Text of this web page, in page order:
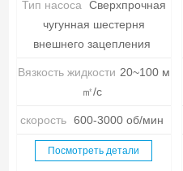
Тип насоса
Сверхпрочная
чугунная шестерня
внешнего зацепления
Вязкость жидкости 20~100 м
㎡/с
скорость 600-3000 об/мин
Посмотреть детали